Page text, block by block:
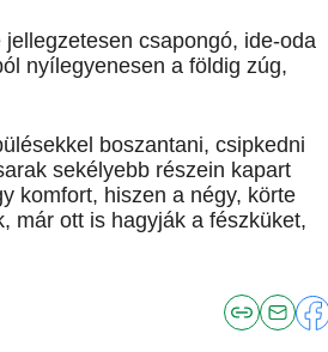
csapongó, ide-oda
nyílegyenesen a földig zúg,
boszantani, csipkedni
sekélyebb részein kapart
komfort, hiszen a négy, körte
már ott is hagyják a fészküket,